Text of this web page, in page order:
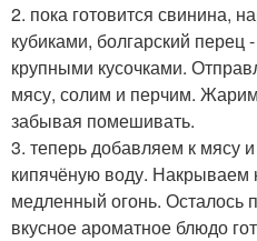
2. пока готовится свинина,
кубиками, болгарский
крупными кусочками.
мясу, солим и перчим.
забывая помешивать.
3. теперь добавляем к мясу
кипячёную воду. Накрываем
медленный огонь. Осталось
вкусное ароматное блюдо